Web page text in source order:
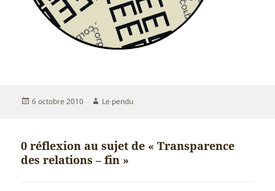
Publié
6 octobre 2010 Auteur
Le pendu
0 réflexion au sujet de « Transparence
des relations – fin »